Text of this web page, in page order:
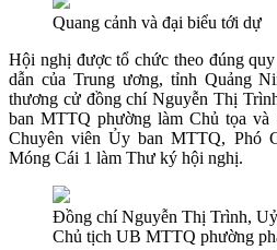
Quang cảnh và đại biểu tới dự
Hội nghị được tổ chức theo đúng
dẫn của Trung ương, tỉnh Quảng
thương cử đồng chí Nguyễn Thị
ban MTTQ phường làm Chủ tọa
Chuyên viên Ủy ban MTTQ, Phó
Móng Cái 1 làm Thư ký hội nghị.
Đồng chí Nguyễn Thị Trình,
Chủ tịch UB MTTQ phường